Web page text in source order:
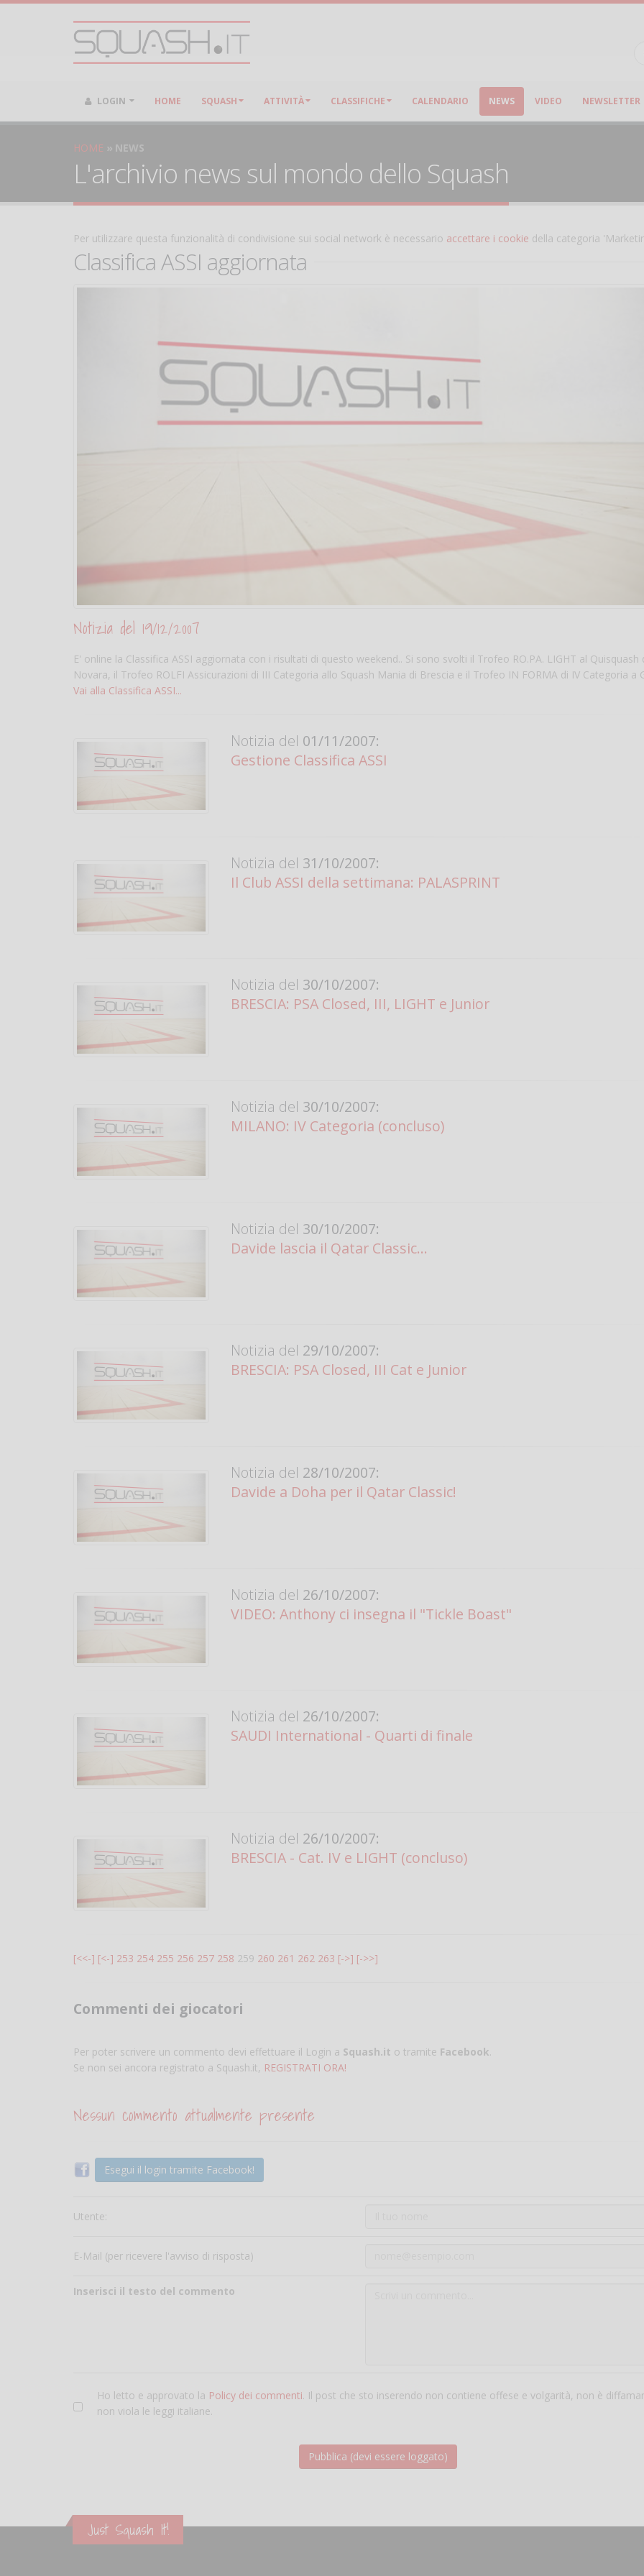
LOGIN HOME SQUASH ATTIVITÀ CLASSIFICHE CALENDARIO NEWS VIDEO NEWSLETTER
HOME NEWS
L'archivio news sul mondo dello Squash
Per utilizzare questa funzionalità di condivisione sui social network è necessario accettare i cookie della categoria
Classifica ASSI aggiornata
Notizia del 19/12/2007
E' online la Classifica ASSI aggiornata con i risultati di questo weekend.. Si sono svolti il Trofeo RO.PA. LIGHT al Quisquash
Novara, il Trofeo ROLFI Assicurazioni di III Categoria allo Squash Mania di Brescia e il Trofeo IN FORMA di IV Categoria a
Vai alla Classifica ASSI...
Notizia del 01/11/2007:
Gestione Classifica ASSI
Notizia del 31/10/2007:
Il Club ASSI della settimana: PALASPRINT
Notizia del 30/10/2007:
BRESCIA: PSA Closed, III, LIGHT e Junior
Notizia del 30/10/2007:
MILANO: IV Categoria (concluso)
Notizia del 30/10/2007:
Davide lascia il Qatar Classic...
Notizia del 29/10/2007:
BRESCIA: PSA Closed, III Cat e Junior
Notizia del 28/10/2007:
Davide a Doha per il Qatar Classic!
Notizia del 26/10/2007:
VIDEO: Anthony ci insegna il "Tickle Boast"
Notizia del 26/10/2007:
SAUDI International - Quarti di finale
Notizia del 26/10/2007:
BRESCIA - Cat. IV e LIGHT (concluso)
[<<-] [<-] 253 254 255 256 257 258 259 260 261 262 263 [->] [->>]
Commenti dei giocatori
Per poter scrivere un commento devi effettuare il Login a Squash.it o tramite Facebook.
Se non sei ancora registrato a Squash.it, REGISTRATI ORA!
Nessun commento attualmente presente
Esegui il login tramite Facebook!
Utente:
E-Mail (per ricevere l'avviso di risposta)
Inserisci il testo del commento
Ho letto e approvato la Policy dei commenti. Il post che sto inserendo non contiene offese e volgarità, non è
non viola le leggi italiane.
Just Squash It!